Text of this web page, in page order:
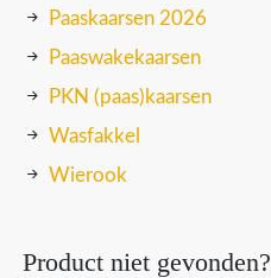
Paaskaarsen 2026
Paaswakekaarsen
PKN (paas)kaarsen
Wasfakkel
Wierook
Product niet gevonden?